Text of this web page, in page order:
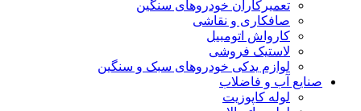
تعمیرکاران خودروهای سنگین
صافکاری و نقاشی
کارواش اتومبیل
لاستیک فروشی
لوازم یدکی خودروهای سبک و سنگین
صنایع آب و فاضلاب
لوله کاپوزیت